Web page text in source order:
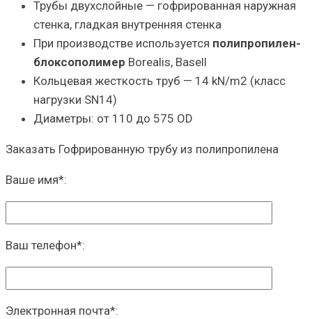
Трубы двухслойные — гофрированная наружная
стенка, гладкая внутренняя стенка
При производстве используется полипропилен-
блоксополимер Borealis, Basell
Кольцевая жесткость труб — 14 kN/m2 (класс
нагрузки SN14)
Диаметры: от 110 до 575 OD
Заказать Гофрированную трубу из полипропилена
Ваше имя*:
Ваш телефон*:
Электронная почта*: